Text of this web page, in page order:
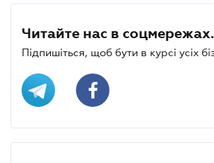
Читайте нас в соцмережах.
Підпишіться, щоб бути в курсі усіх